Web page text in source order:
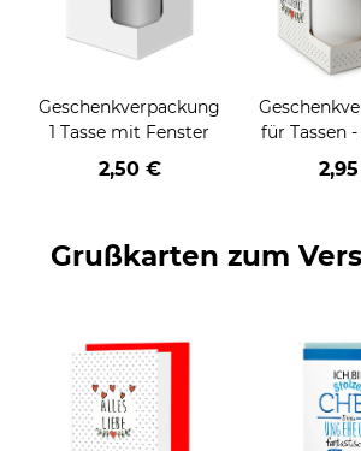
Geschenkverpackung
1 Tasse mit Fenster
2,50 €
für Tassen
Grußkarten zum